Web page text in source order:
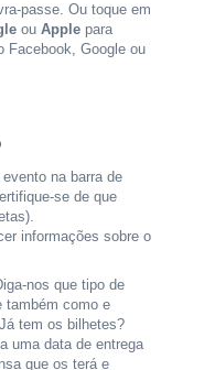
passe. Ou toque em
ou Apple para
Facebook, Google ou
na barra de
se de que
informações sobre o
nos que tipo de
também como e
tem os bilhetes?
uma data de entrega
que os terá e